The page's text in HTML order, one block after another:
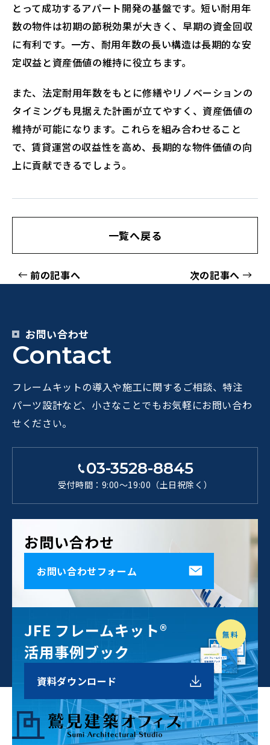
とって成功するアパート開発の基盤です。短い耐用年
数の物件は初期の節税効果が大きく、早期の資金回収
に有利です。一方、耐用年数の長い構造は長期的な安
定収益と資産価値の維持に役立ちます。
また、法定耐用年数をもとに修繕やリノベーションの
タイミングも見据えた計画が立てやすく、資産価値の
維持が可能になります。これらを組み合わせること
で、賃貸運営の収益性を高め、長期的な物件価値の向
上に貢献できるでしょう。
一覧へ戻る
前の記事へ 次の記事へ
お問い合わせ
Contact
フレームキットの導入や施工に関するご相談、特注
パーツ設計など、小さなことでもお気軽にお問い合わ
せください。
03-3528-8845
受付時間：9:00～19:00（土日祝除く）
お問い合わせ
お問い合わせフォーム
無料
JFE フレームキット®
活用事例ブック
資料ダウンロード